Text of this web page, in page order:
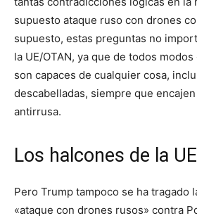
supuesto ataque ruso con drones
supuesto, estas preguntas no
la UE/OTAN, ya que de todos
son capaces de cualquier cosa,
descabelladas, siempre que
antirrusa.
Los halcones de la
Pero Trump tampoco se ha tragado
«ataque con drones rusos» contra